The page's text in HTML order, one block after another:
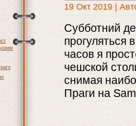
19 Окт 2019 |
Субботний
прогуляться
часов я
чешской
снимая
Праги на